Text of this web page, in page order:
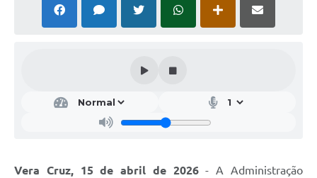
Vera Cruz, 15 de abril de 2026- A Administração